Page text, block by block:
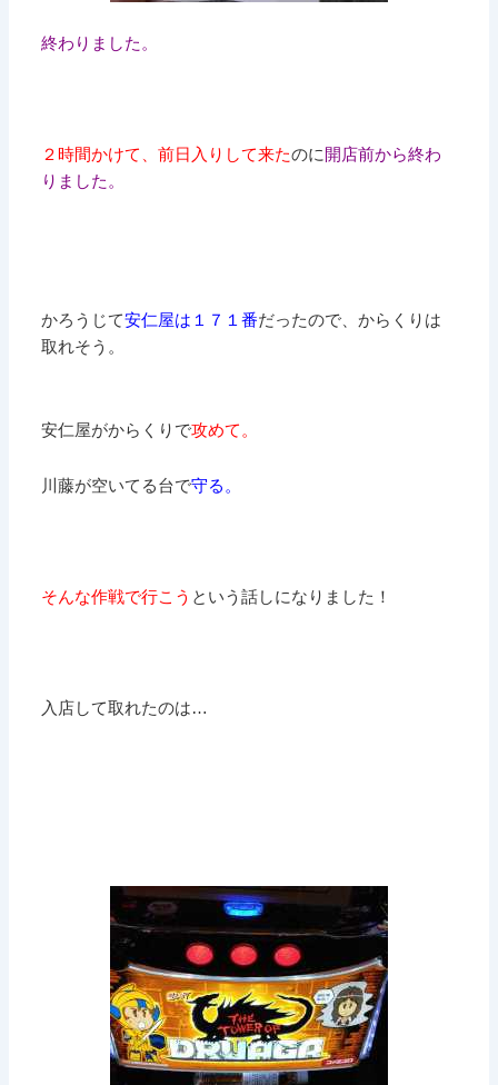
終わりました。
２時間かけて、前日入りして来たのに開店前から終わ
りました。
かろうじて安仁屋は１７１番だったので、からくりは
取れそう。
安仁屋がからくりで攻めて。
川藤が空いてる台で守る。
そんな作戦で行こう という話しになりました！
入店して取れたのは…